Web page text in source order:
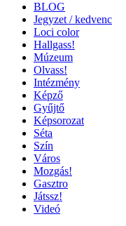
BLOG
Jegyzet / kedvenc
Loci color
Hallgass!
Múzeum
Olvass!
Intézmény
Képző
Gyűjtő
Képsorozat
Séta
Szín
Város
Mozgás!
Gasztro
Játssz!
Videó